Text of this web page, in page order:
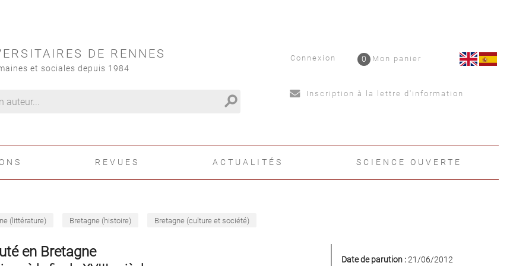
DE RENNES
et sociales depuis 1984
search
Connexion Mon panier
0
Inscription à la lettre d'information
REVUES ACTUALITÉS SCIENCE OUVERTE
(littérature) Bretagne (histoire) Bretagne (culture et société)
en Bretagne Date de parution :21/06/2012